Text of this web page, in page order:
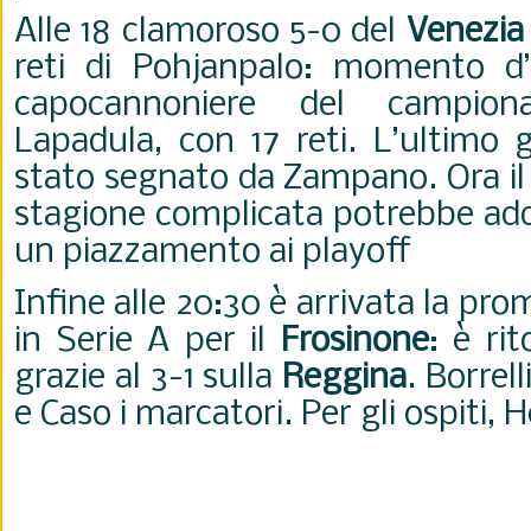
Alle 18 clamoroso 5-0 del Venezia
reti di Pohjanpalo: momento
capocannoniere del
Lapadula, con 17 reti. L’ultimo
stato segnato da Zampano. Ora
stagione complicata potrebbe
un piazzamento ai playoff
Infine alle 20:30 è arrivata la
in Serie A per il Frosinone: è
grazie al 3-1 sulla Reggina.
e Caso i marcatori. Per gli ospiti,